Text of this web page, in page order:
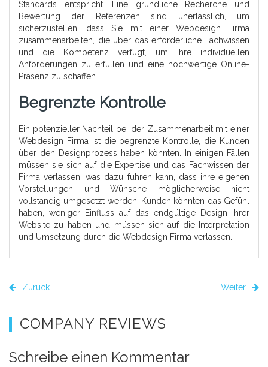
Standards entspricht. Eine gründliche Recherche und
Bewertung der Referenzen sind unerlässlich, um
sicherzustellen, dass Sie mit einer Webdesign Firma
zusammenarbeiten, die über das erforderliche Fachwissen
und die Kompetenz verfügt, um Ihre individuellen
Anforderungen zu erfüllen und eine hochwertige Online-
Präsenz zu schaffen.
Begrenzte Kontrolle
Ein potenzieller Nachteil bei der Zusammenarbeit mit einer
Webdesign Firma ist die begrenzte Kontrolle, die Kunden
über den Designprozess haben könnten. In einigen Fällen
müssen sie sich auf die Expertise und das Fachwissen der
Firma verlassen, was dazu führen kann, dass ihre eigenen
Vorstellungen und Wünsche möglicherweise nicht
vollständig umgesetzt werden. Kunden könnten das Gefühl
haben, weniger Einfluss auf das endgültige Design ihrer
Website zu haben und müssen sich auf die Interpretation
und Umsetzung durch die Webdesign Firma verlassen.
Zurück Weiter
COMPANY REVIEWS
Schreibe einen Kommentar